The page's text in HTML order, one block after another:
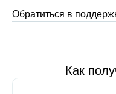
Обратиться в
Как